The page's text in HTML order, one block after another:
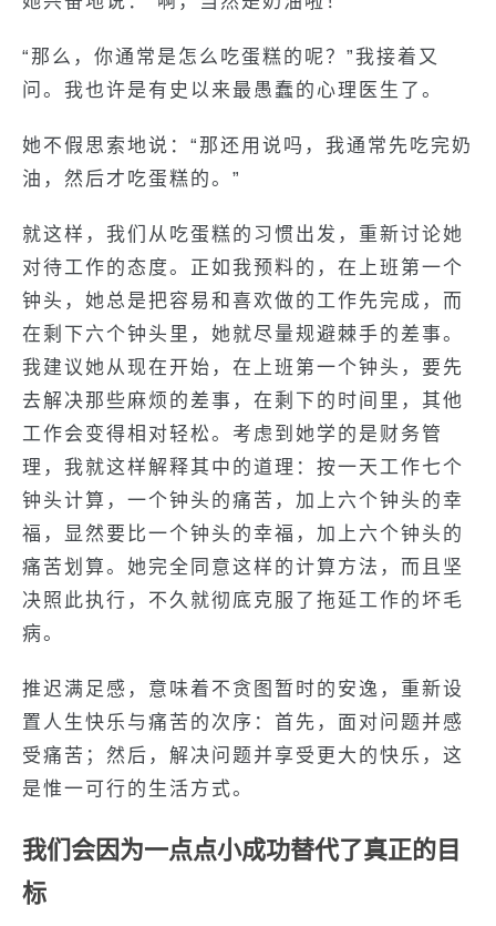
“那么，你通常是怎么吃蛋糕的呢？”我接着又
问。我也许是有史以来最愚蠢的心理医生了。
她不假思索地说：“那还用说吗，我通常先吃完奶
油，然后才吃蛋糕的。”
就这样，我们从吃蛋糕的习惯出发，重新讨论她
对待工作的态度。正如我预料的，在上班第一个
钟头，她总是把容易和喜欢做的工作先完成，而
在剩下六个钟头里，她就尽量规避棘手的差事。
我建议她从现在开始，在上班第一个钟头，要先
去解决那些麻烦的差事，在剩下的时间里，其他
工作会变得相对轻松。考虑到她学的是财务管
理，我就这样解释其中的道理：按一天工作七个
钟头计算，一个钟头的痛苦，加上六个钟头的幸
福，显然要比一个钟头的幸福，加上六个钟头的
痛苦划算。她完全同意这样的计算方法，而且坚
决照此执行，不久就彻底克服了拖延工作的坏毛
病。
推迟满足感，意味着不贪图暂时的安逸，重新设
置人生快乐与痛苦的次序：首先，面对问题并感
受痛苦；然后，解决问题并享受更大的快乐，这
是惟一可行的生活方式。
我们会因为一点点小成功替代了真正的目
标